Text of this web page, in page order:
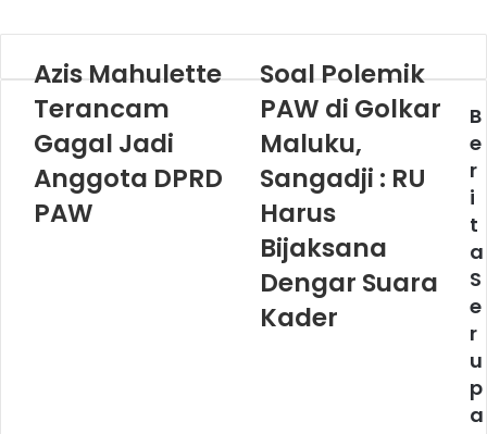
Azis Mahulette
Terancam
Gagal Jadi
Anggota DPRD
PAW
Soal Polemik
PAW di Golkar
Maluku,
Sangadji : RU
Harus
Bijaksana
Dengar Suara
Kader
B
e
r
i
t
a
S
e
r
u
p
a